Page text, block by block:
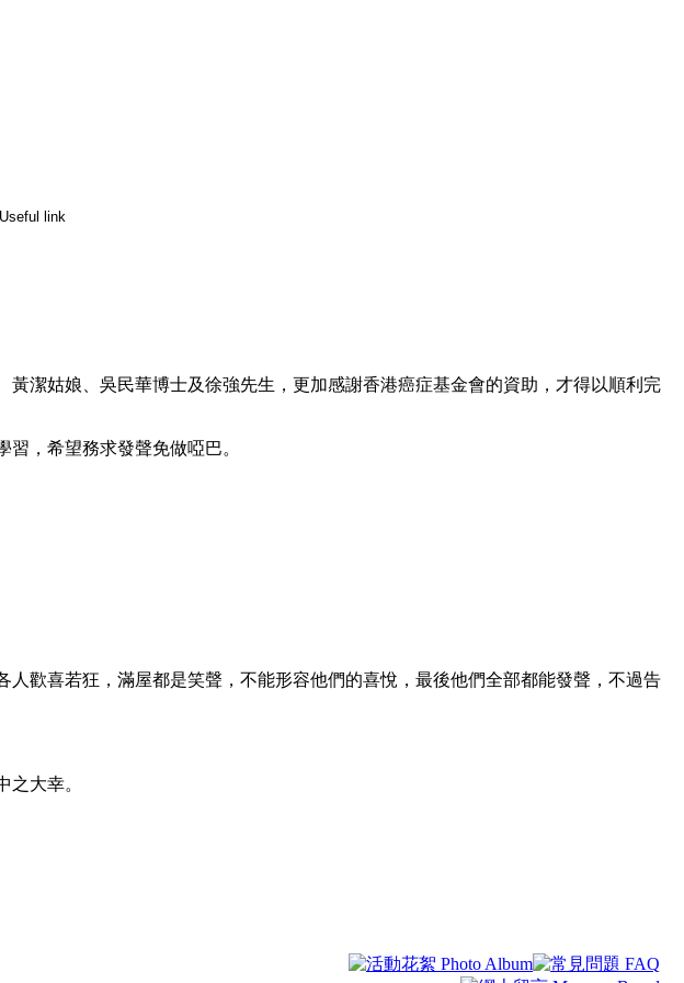
Useful link
潔姑娘、吳民華博士及徐強先生，更加感謝香港癌症基金會的資助，才得以順利完
，希望務求發聲免做啞巴。
歡喜若狂，滿屋都是笑聲，不能形容他們的喜悅，最後他們全部都能發聲，不過告
大幸。